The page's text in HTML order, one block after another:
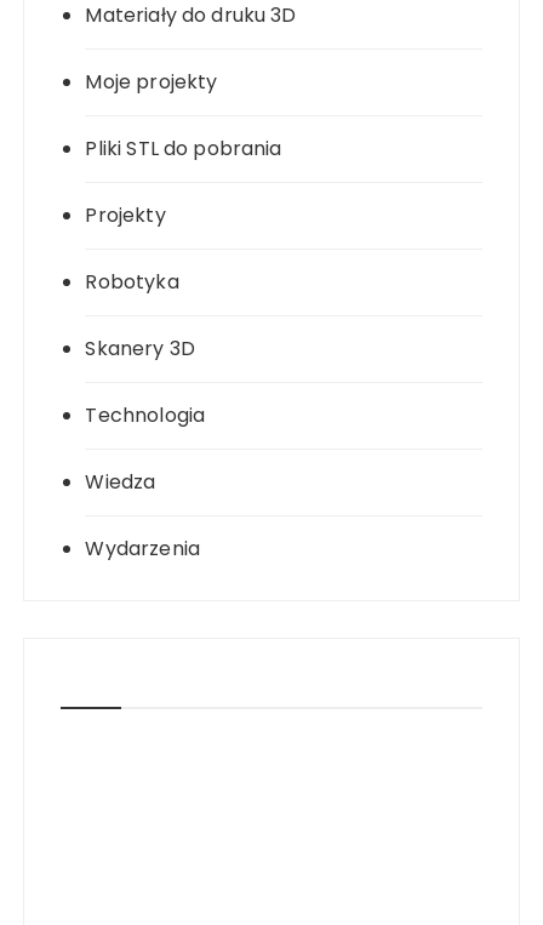
Materiały do druku 3D
Moje projekty
Pliki STL do pobrania
Projekty
Robotyka
Skanery 3D
Technologia
Wiedza
Wydarzenia